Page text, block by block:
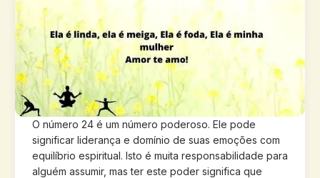
O número 24 é um número poderoso. Ele pode
significar liderança e domínio de suas emoções com
equilíbrio espiritual. Isto é muita responsabilidade para
alguém assumir, mas ter este poder significa que